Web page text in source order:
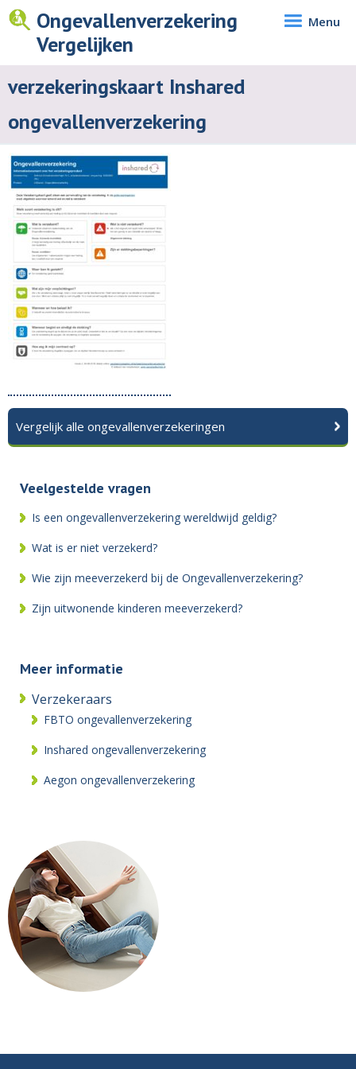
Ongevallenverzekering
Vergelijken
Menu
verzekeringskaart Inshared
ongevallenverzekering
Vergelijk alle ongevallenverzekeringen
Veelgestelde vragen
Is een ongevallenverzekering wereldwijd geldig?
Wat is er niet verzekerd?
Wie zijn meeverzekerd bij de Ongevallenverzekering?
Zijn uitwonende kinderen meeverzekerd?
Meer informatie
Verzekeraars
FBTO ongevallenverzekering
Inshared ongevallenverzekering
Aegon ongevallenverzekering